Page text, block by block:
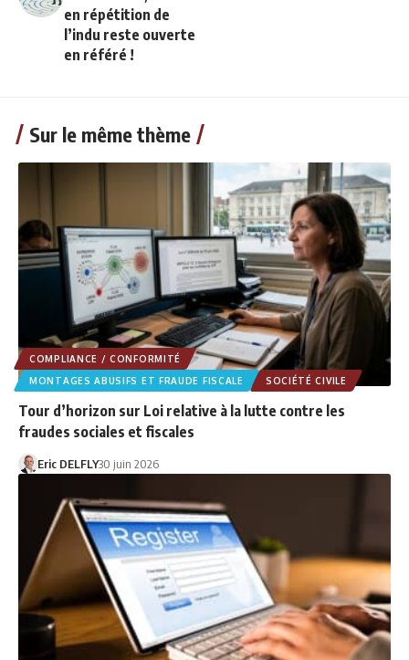
en répétition de
l’indu reste ouverte
en référé !
Sur le même thème
COMPLIANCE / CONFORMITÉ
MONTAGES ABUSIFS ET FRAUDE FISCALE
SOCIÉTÉ CIVILE
Tour d’horizon sur Loi relative à la lutte contre les
fraudes sociales et fiscales
Eric DELFLY30 juin 2026